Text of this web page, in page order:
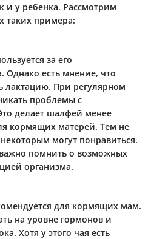
и у ребенка. Рассмотрим
таких примера:
за его
Однако есть мнение, что
лактацию. При регулярном
проблемы с
делает шалфей менее
кормящих матерей. Тем не
могут понравиться.
помнить о возможных
организма.
для кормящих мам.
на уровне гормонов и
Хотя у этого чая есть